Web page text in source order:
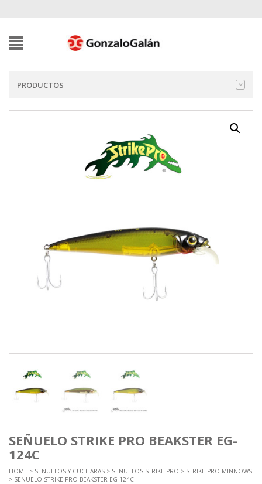
PRODUCTOS
SEÑUELO STRIKE PRO BEAKSTER EG-
124C
HOME > SEÑUELOS Y CUCHARAS > SEÑUELOS STRIKE PRO > STRIKE PRO MINNOWS
> SEÑUELO STRIKE PRO BEAKSTER EG-124C